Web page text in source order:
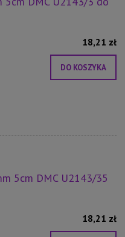
18,21 zł
DO KOSZYKA
5cm DMC U2143/35
18,21 zł